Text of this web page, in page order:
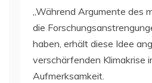
„Während Argumente des
die
haben, erhält diese Idee
verschärfenden Klimakrise
Aufmerksamkeit.